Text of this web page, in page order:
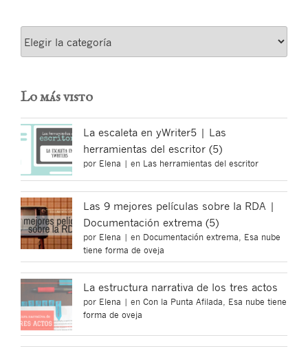
Lo más visto
La escaleta en yWriter5 | Las
herramientas del escritor (5)
por Elena | en Las herramientas del escritor
Las 9 mejores películas sobre la RDA |
Documentación extrema (5)
por Elena | en Documentación extrema, Esa nube
tiene forma de oveja
La estructura narrativa de los tres actos
por Elena | en Con la Punta Afilada, Esa nube tiene
forma de oveja